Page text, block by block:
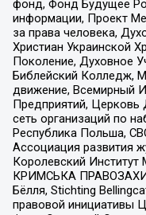
фонд, Фонд Будущее
информации, Проект
за права человека,
Христиан Украинской
Поколение, Духовное
Библейский Колледж,
движение, Всемирный
Предприятий, Церковь
сеть организаций по
Республика Польша,
Ассоциация развития
Королевский
КРИМСЬКА
Бёлля, Stichting
правовой инициативы